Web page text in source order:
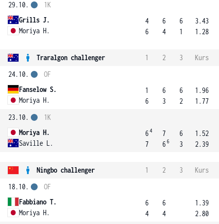
29.10.
Grills J.
Moriya H.
1K
4
6
6
4
6
1
3.43
1.28
Traralgon challenger 1 2 3
Kurs
24.10.
Fanselow S.
Moriya H.
OF
1
6
6
3
6
2
1.96
1.77
23.10.
Moriya H.
Saville L.
1K
64
7
7
66
6
3
1.52
2.39
Ningbo challenger 1 2 3
Kurs
18.10.
Fabbiano T.
Moriya H.
OF
6
4
6
4
1.39
2.80